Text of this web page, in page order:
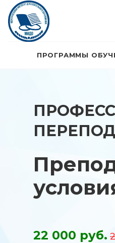
ПРОГРАММЫ
22 000 руб.